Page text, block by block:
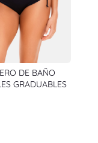
DE BAÑO
GRADUABLES